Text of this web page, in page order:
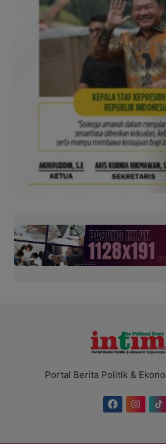
Portal Berita Politik &